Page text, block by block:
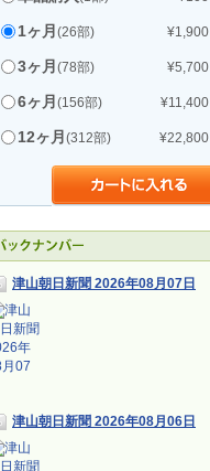
1ヶ月 (26部) ¥1,900
3ヶ月 (78部) ¥5,700
6ヶ月 (156部) ¥11,400
12ヶ月 (312部) ¥22,800
津山朝日新聞 2026年08月07日
津山朝日新聞 2026年08月06日